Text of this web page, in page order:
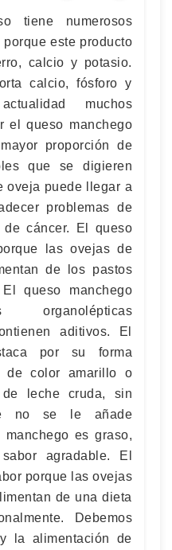
tiene numerosos
este producto
calcio y potasio.
calcio, fósforo y
muchos
el queso manchego
proporción de
que se digieren
oveja puede llegar a
problemas de
cáncer. El queso
las ovejas de
de los pastos
queso manchego
organolépticas
aditivos. El
por su forma
de color amarillo o
leche cruda, sin
no se le añade
es graso,
agradable. El
porque las ovejas
de una dieta
Debemos
la alimentación de